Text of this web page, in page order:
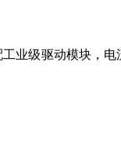
级驱动模块，电